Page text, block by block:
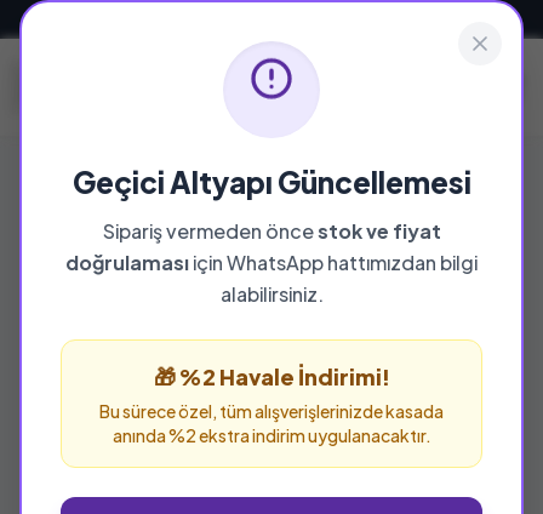
Geçici Altyapı Güncellemesi
Sipariş vermeden öncestok ve fiyat
doğrulamasıiçin WhatsApp hattımızdan bilgi
alabilirsiniz.
🎁 %2 Havale İndirimi!
Bu sürece özel, tüm alışverişlerinizde kasada
anında %2 ekstra indirim uygulanacaktır.
YAYINEVI
Özlem Yayınevi
Özlem Yayınevi yayınevine ait tüm eserleri bu
sayfada inceleyebilir ve güvenle sipariş